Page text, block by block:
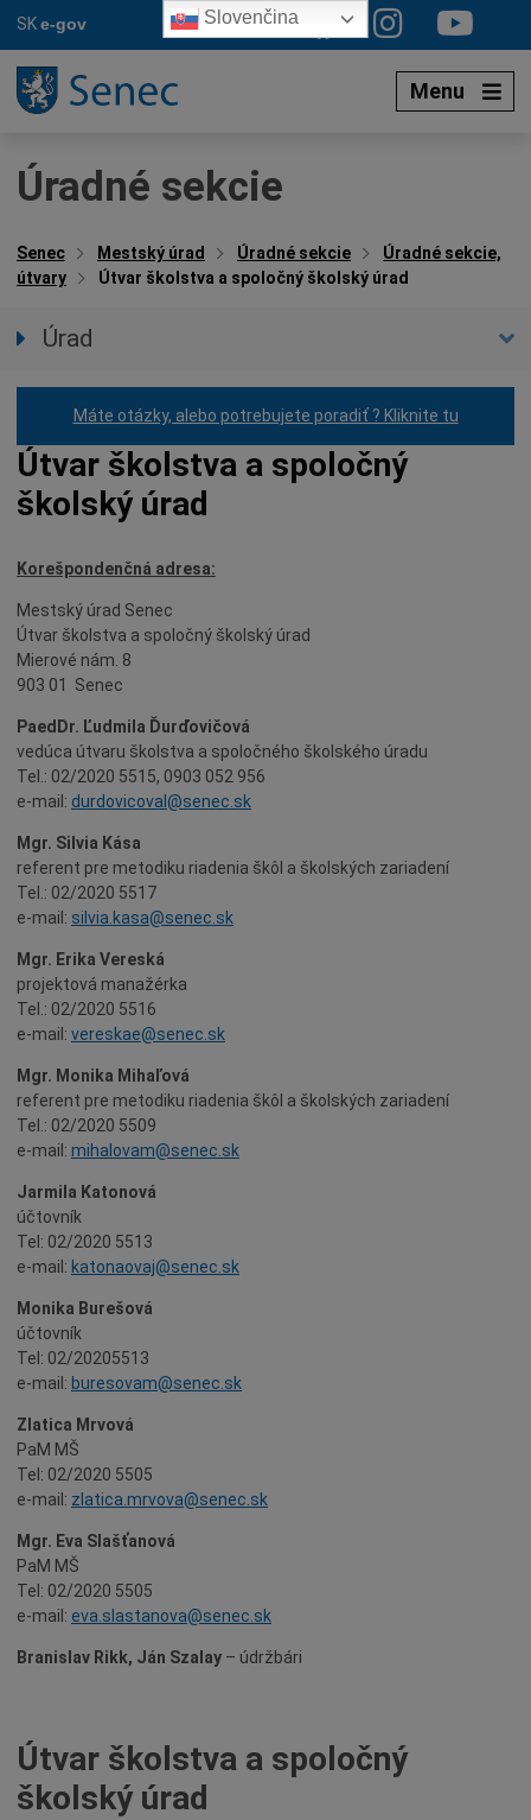
SKe-gov
Menu
Úradné sekcie
Senec Mestský úrad Úradné sekcie
Úradné sekcie,
útvary
Útvar školstva a spoločný školský úrad
Úrad
Organizačná štruktúra
Oznamy mesta
Rozpočet mesta
Projekty mesta
Komunikácia v maďarskom jazyku
Máte otázky, alebo potrebujete poradiť ? Kliknite tu
Útvar školstva a spoločný
školský úrad
Korešpondenčná adresa:
Mestský úrad Senec
Útvar školstva a spoločný školský úrad
Mierové nám. 8
903 01 Senec
PaedDr. Ľudmila Ďurďovičová
vedúca útvaru školstva a spoločného školského úradu
Tel.: 02/2020 5515, 0903 052 956
e-mail: durdovicoval@senec.sk
Mgr. Silvia Kása
referent pre metodiku riadenia škôl a školských zariadení
Tel.: 02/2020 5517
e-mail: silvia.kasa@senec.sk
Mgr. Erika Vereská
projektová manažérka
Tel.: 02/2020 5516
e-mail: vereskae@senec.sk
Mgr. Monika Mihaľová
referent pre metodiku riadenia škôl a školských zariadení
Tel.: 02/2020 5509
e-mail: mihalovam@senec.sk
Jarmila Katonová
účtovník
Tel: 02/2020 5513
e-mail: katonaovaj@senec.sk
Monika Burešová
účtovník
Tel: 02/20205513
e-mail: buresovam@senec.sk
Zlatica Mrvová
PaM MŠ
Tel: 02/2020 5505
e-mail: zlatica.mrvova@senec.sk
Mgr. Eva Slašťanová
PaM MŠ
Tel: 02/2020 5505
e-mail: eva.slastanova@senec.sk
Branislav Rikk, Ján Szalay – údržbári
Útvar školstva a spoločný
školský úrad
Slovenčina